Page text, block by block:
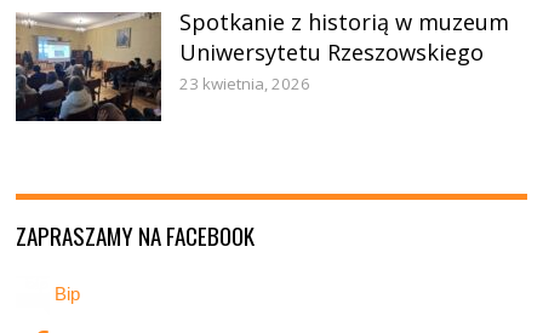
Spotkanie z historią w muzeum
Uniwersytetu Rzeszowskiego
23 kwietnia, 2026
ZAPRASZAMY NA FACEBOOK
Bip